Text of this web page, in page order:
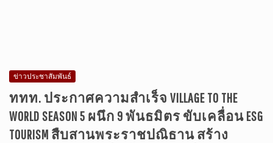
ข่าวประชาสัมพันธ์
ททท. ประกาศความสำเร็จ VILLAGE TO THE
WORLD SEASON 5 ผนึก 9 พันธมิตร ขับเคลื่อน ESG
TOURISM สืบสานพระราชปณิธาน สร้าง